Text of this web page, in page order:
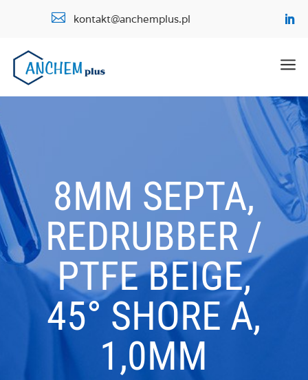
 kontakt@anchemplus.pl
a
8MM SEPTA,
REDRUBBER /
PTFE BEIGE,
45° SHORE A,
1,0MM